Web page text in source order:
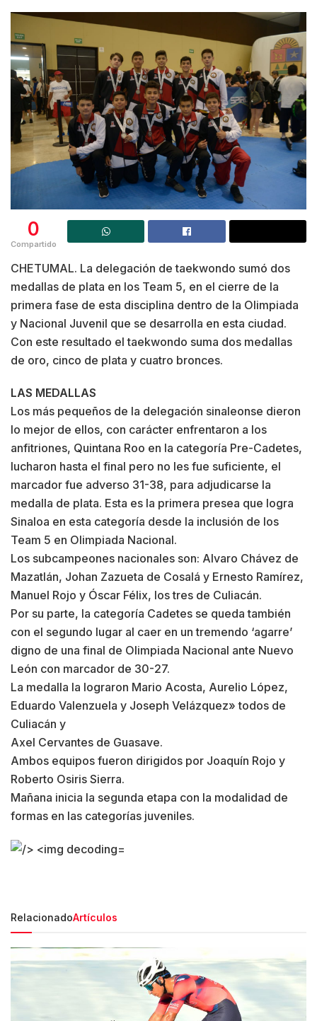
0
Compartido
CHETUMAL. La delegación de taekwondo sumó dos
medallas de plata en los Team 5, en el cierre de la
primera fase de esta disciplina dentro de la Olimpiada
y Nacional Juvenil que se desarrolla en esta ciudad.
Con este resultado el taekwondo suma dos medallas
de oro, cinco de plata y cuatro bronces.
LAS MEDALLAS
Los más pequeños de la delegación sinaleonse dieron
lo mejor de ellos, con carácter enfrentaron a los
anfitriones, Quintana Roo en la categoría Pre-Cadetes,
lucharon hasta el final pero no les fue suficiente, el
marcador fue adverso 31-38, para adjudicarse la
medalla de plata. Esta es la primera presea que logra
Sinaloa en esta categoría desde la inclusión de los
Team 5 en Olimpiada Nacional.
Los subcampeones nacionales son: Alvaro Chávez de
Mazatlán, Johan Zazueta de Cosalá y Ernesto Ramírez,
Manuel Rojo y Óscar Félix, los tres de Culiacán.
Por su parte, la categoría Cadetes se queda también
con el segundo lugar al caer en un tremendo ‘agarre’
digno de una final de Olimpiada Nacional ante Nuevo
León con marcador de 30-27.
La medalla la lograron Mario Acosta, Aurelio López,
Eduardo Valenzuela y Joseph Velázquez» todos de
Culiacán y
Axel Cervantes de Guasave.
Ambos equipos fueron dirigidos por Joaquín Rojo y
Roberto Osiris Sierra.
Mañana inicia la segunda etapa con la modalidad de
formas en las categorías juveniles.
RelacionadoArtículos